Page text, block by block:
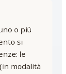
o più
si
le
(in modalità